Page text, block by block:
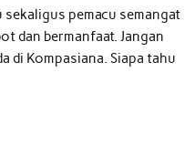
sekaligus pemacu semangat
dan bermanfaat. Jangan
di Kompasiana. Siapa tahu